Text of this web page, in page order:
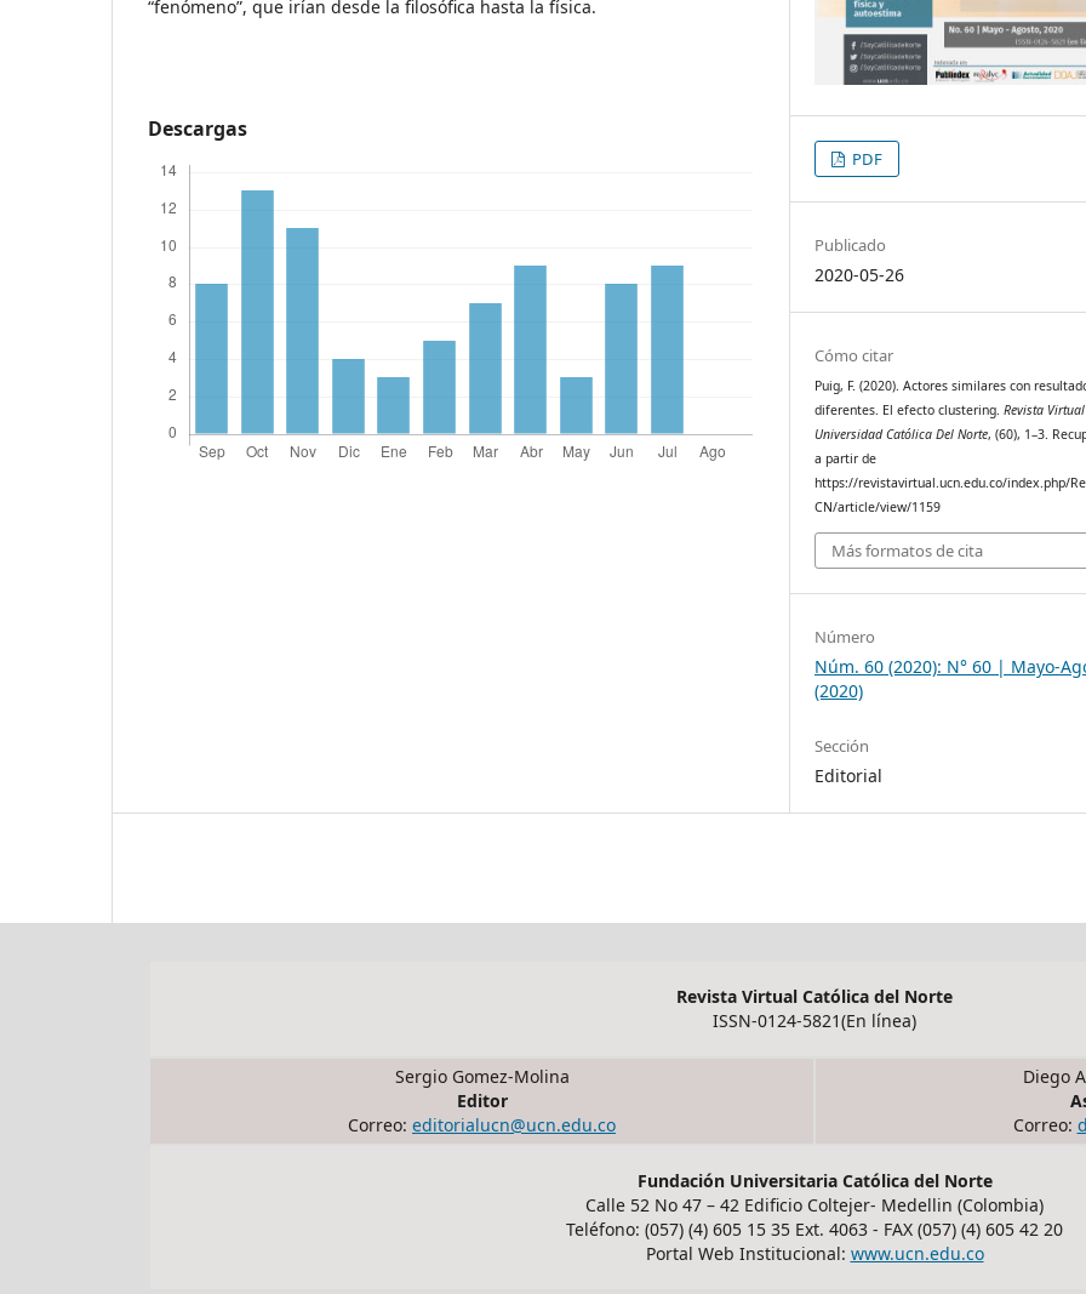
“fenómeno”, que irían desde la filosófica hasta la física.
Descargas
PDF
Publicado
2020-05-26
Cómo citar
Puig, F. (2020). Actores similares con
diferentes. El efecto clustering.Revista Virtual
Universidad Católica Del Norte, (60), 1–3.
a partir de
https://revistavirtual.ucn.edu.co/index.php/
CN/article/view/1159
Más formatos de cita
Número
Núm. 60 (2020): N° 60 | Mayo-
(2020)
Sección
Editorial
Revista Virtual Católica del Norte
ISSN-0124-5821(En línea)
Sergio Gomez-Molina
Editor
Correo: editorialucn@ucn.edu.co
Diego
Correo:
Fundación Universitaria Católica del Norte
Calle 52 No 47 – 42 Edificio Coltejer- Medellin (Colombia)
Teléfono: (057) (4) 605 15 35 Ext. 4063 - FAX (057) (4) 605 42 20
Portal Web Institucional: www.ucn.edu.co